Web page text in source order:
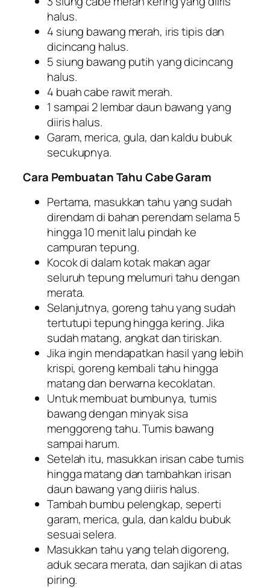
halus.
4 siung bawang merah, iris tipis dan
dicincang halus.
5 siung bawang putih yang dicincang
halus.
4 buah cabe rawit merah.
1 sampai 2 lembar daun bawang yang
diiris halus.
Garam, merica, gula, dan kaldu bubuk
secukupnya.
Cara Pembuatan Tahu Cabe Garam
Pertama, masukkan tahu yang sudah
direndam di bahan perendam selama 5
hingga 10 menit lalu pindah ke
campuran tepung.
Kocok di dalam kotak makan agar
seluruh tepung melumuri tahu dengan
merata.
Selanjutnya, goreng tahu yang sudah
tertutupi tepung hingga kering. Jika
sudah matang, angkat dan tiriskan.
Jika ingin mendapatkan hasil yang lebih
krispi, goreng kembali tahu hingga
matang dan berwarna kecoklatan.
Untuk membuat bumbunya, tumis
bawang dengan minyak sisa
menggoreng tahu. Tumis bawang
sampai harum.
Setelah itu, masukkan irisan cabe tumis
hingga matang dan tambahkan irisan
daun bawang yang diiris halus.
Tambah bumbu pelengkap, seperti
garam, merica, gula, dan kaldu bubuk
sesuai selera.
Masukkan tahu yang telah digoreng,
aduk secara merata, dan sajikan di atas
piring.